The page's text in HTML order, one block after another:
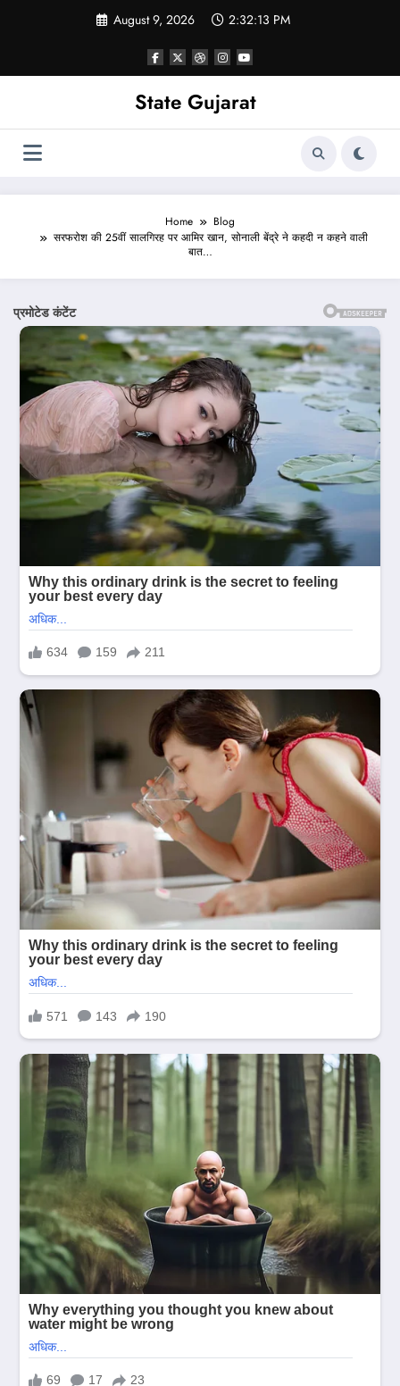
August 9, 2026 2:32:16 PM
State Gujarat
Home
Blog
सरफरोश की 25वीं सालगिरह पर आमिर खान, सोनाली बेंद्रे ने कहदी न कहने वाली
बात…